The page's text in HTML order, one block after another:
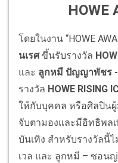
HOWE
โดยในงาน “HOWE
นเรศขึ้นรับรางวัล
และ ลูกหมี ปัญญาพัชร
รางวัล HOWE RISING
ให้กับบุคคล หรือศิลปินผู้
จับตามองและมีอิทธิพล
บันเทิง สำหรับรางวัลนี้
เวล และ ลูกหมี – ซอน